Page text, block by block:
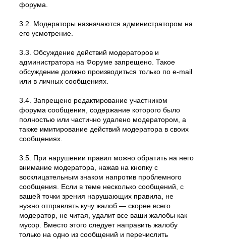
форума.
3.2. Модераторы назначаются администратором на
его усмотрение.
3.3. Обсуждение действий модераторов и
администратора на Форуме запрещено. Такое
обсуждение должно производиться только по e-mail
или в личных сообщениях.
3.4. Запрещено редактирование участником
форума сообщения, содержание которого было
полностью или частично удалено модератором, а
также имитирование действий модератора в своих
сообщениях.
3.5. При нарушении правил можно обратить на него
внимание модератора, нажав на кнопку с
восклицательным знаком напротив проблемного
сообщения. Если в теме несколько сообщений, с
вашей точки зрения нарушающих правила, не
нужно отправлять кучу жалоб — скорее всего
модератор, не читая, удалит все ваши жалобы как
мусор. Вместо этого следует направить жалобу
только на одно из сообщений и перечислить